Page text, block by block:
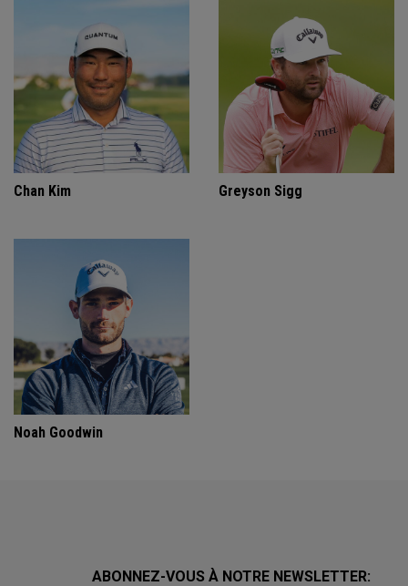
Chan Kim Greyson Sigg
Noah Goodwin
ABONNEZ-VOUS À NOTRE NEWSLETTER: